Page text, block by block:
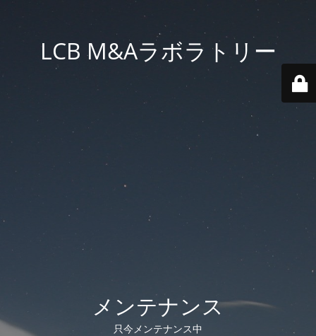
LCB M&Aラボラトリー
メンテナンス
只今メンテナンス中